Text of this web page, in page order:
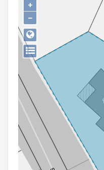
Persoon of collectief
Downloads
Hergebruik
Aanmelden
+
−